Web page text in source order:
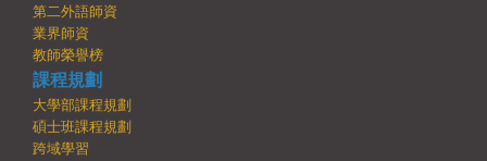
第二外語師資
業界師資
教師榮譽榜
課程規劃
大學部課程規劃
碩士班課程規劃
跨域學習